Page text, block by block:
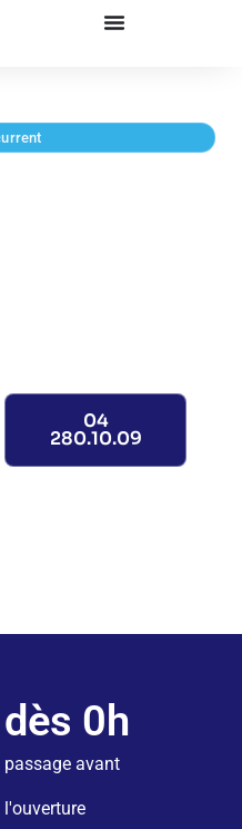
04
280.10.09
passage avant
l'ouverture
dès 0 h